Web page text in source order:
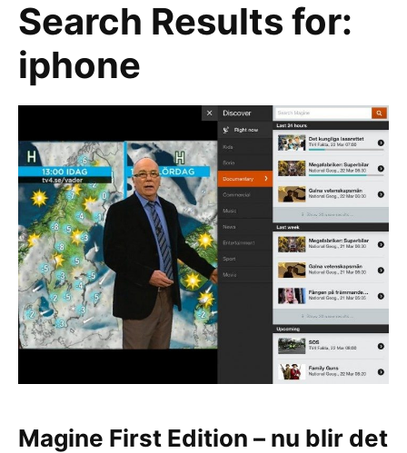
Search Results for:
iphone
Magine First Edition – nu blir det